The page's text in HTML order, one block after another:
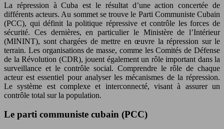
La répression à Cuba est le résultat d’une action concertée de
différents acteurs. Au sommet se trouve le Parti Communiste Cubain
(PCC), qui définit la politique répressive et contrôle les forces de
sécurité. Ces dernières, en particulier le Ministère de l’Intérieur
(MININT), sont chargées de mettre en œuvre la répression sur le
terrain. Les organisations de masse, comme les Comités de Défense
de la Révolution (CDR), jouent également un rôle important dans la
surveillance et le contrôle social. Comprendre le rôle de chaque
acteur est essentiel pour analyser les mécanismes de la répression.
Le système est complexe et interconnecté, visant à assurer un
contrôle total sur la population.
Le parti communiste cubain (PCC)